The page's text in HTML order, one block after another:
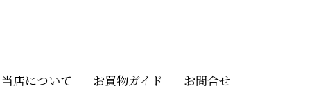
当店について お買物ガイド お問合せ